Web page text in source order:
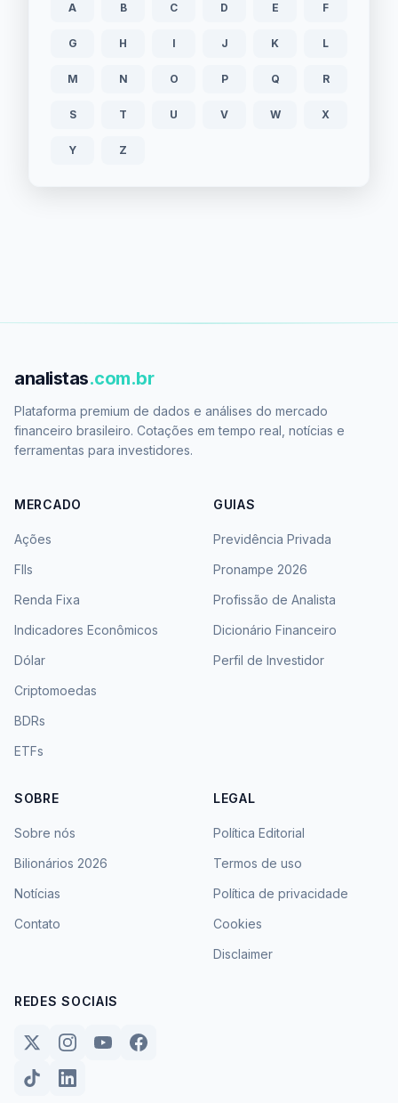
A B C D E F
G H I J K L
M N O P Q R
S T U V W X
Y Z
analistas.com.br
Plataforma premium de dados e análises do mercado
financeiro brasileiro. Cotações em tempo real, notícias e
ferramentas para investidores.
MERCADO
Ações
FIIs
Renda Fixa
Indicadores Econômicos
Dólar
Criptomoedas
BDRs
ETFs
GUIAS
Previdência Privada
Pronampe 2026
Profissão de Analista
Dicionário Financeiro
Perfil de Investidor
SOBRE
Sobre nós
Bilionários 2026
Notícias
Contato
LEGAL
Política Editorial
Termos de uso
Política de privacidade
Cookies
Disclaimer
REDES SOCIAIS